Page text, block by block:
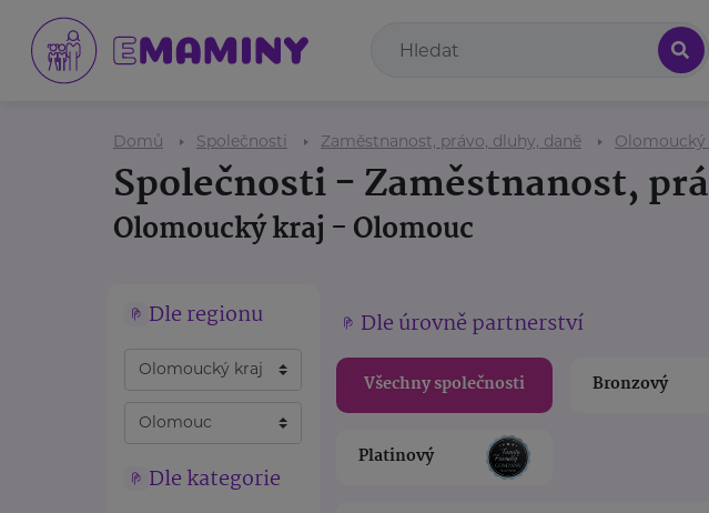
Domů Společnosti Zaměstnanost, právo, dluhy, daně Olomoucký
Společnosti - Zaměstnanost,
Olomoucký kraj - Olomouc
Dle regionu
Dle kategorie
Dle úrovně partnerství
Všechny společnosti Bronzový
Platinový